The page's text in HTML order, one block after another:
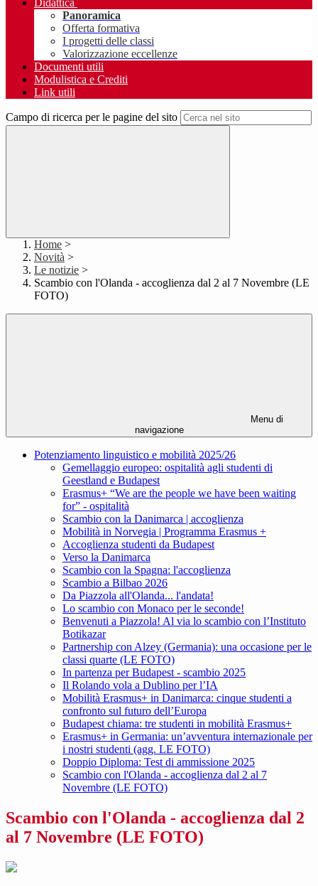
Didattica
Panoramica
Offerta formativa
I progetti delle classi
Valorizzazione eccellenze
Documenti utili
Modulistica e Crediti
Link utili
Campo di ricerca per le pagine del sito
Home >
Novità >
Le notizie >
Scambio con l'Olanda - accoglienza dal 2 al 7 Novembre (LE
FOTO)
Menu di
navigazione
Potenziamento linguistico e mobilità 2025/26
Gemellaggio europeo: ospitalità agli studenti di
Geestland e Budapest
Erasmus+ “We are the people we have been waiting
for” - ospitalità
Scambio con la Danimarca | accoglienza
Mobilità in Norvegia | Programma Erasmus +
Accoglienza studenti da Budapest
Verso la Danimarca
Scambio con la Spagna: l'accoglienza
Scambio a Bilbao 2026
Da Piazzola all'Olanda... l'andata!
Lo scambio con Monaco per le seconde!
Benvenuti a Piazzola! Al via lo scambio con l’Instituto
Botikazar
Partnership con Alzey (Germania): una occasione per le
classi quarte (LE FOTO)
In partenza per Budapest - scambio 2025
Il Rolando vola a Dublino per l’IA
Mobilità Erasmus+ in Danimarca: cinque studenti a
confronto sul futuro dell’Europa
Budapest chiama: tre studenti in mobilità Erasmus+
Erasmus+ in Germania: un’avventura internazionale per
i nostri studenti (agg. LE FOTO)
Doppio Diploma: Test di ammissione 2025
Scambio con l'Olanda - accoglienza dal 2 al 7
Novembre (LE FOTO)
Scambio con l'Olanda - accoglienza dal 2
al 7 Novembre (LE FOTO)